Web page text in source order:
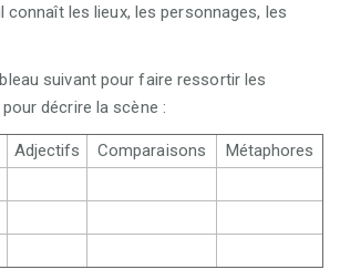
connaît les lieux, les personnages, les
suivant pour faire ressortir les
décrire la scène :
Adjectifs Comparaisons
Métaphores